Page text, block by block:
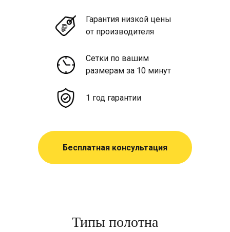
Гарантия низкой цены
от производителя
Сетки по вашим
размерам за 10 минут
1 год гарантии
Бесплатная консультация
Типы полотна